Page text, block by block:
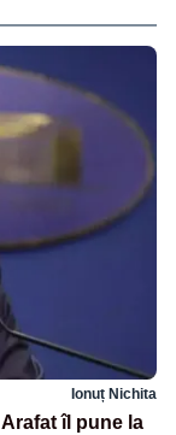
Ionuț Nichita
îl pune la